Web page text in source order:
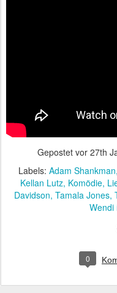
Gepostet vor 27th
Labels: Adam Shankman
Kellan Lutz Komödie
Davidson Tamala Jones
Wendi
0